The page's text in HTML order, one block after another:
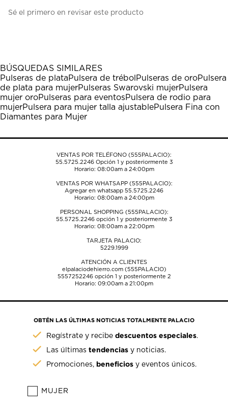
para
1
estrella
Esta
acción
abrirá
el
formulario
envío.
para
estrellas.
Esta
acción
abrirá
el
formulario
envío.
para
estrellas.
Esta
acción
abrirá
el
formulario
envío.
para
estrellas.
Esta
acción
abrirá
el
formulario
envío.
para
estrellas.
Esta
acción
abrirá
el
formulario
envío.
Sé el primero en revisar este producto
BÚSQUEDAS SIMILARES
Pulseras de plataPulsera de trébol Pulseras de oroPulsera
de plata para mujerPulseras Swarovski mujerPulsera
mujer oroPulseras para eventosPulsera de rodio para
mujerPulsera para mujer talla ajustablePulsera Fina con
Diamantes para Mujer
VENTAS POR TELÉFONO (555PALACIO):
55.5725.2246Opción 1 y posteriormente 3
Horario: 08:00am a 24:00pm
VENTAS POR WHATSAPP (555PALACIO):
Agregar en whatsapp 55.5725.2246
Horario: 08:00am a 24:00pm
PERSONAL SHOPPING (555PALACIO):
55.5725.2246opción 1 y posteriormente 3
Horario: 08:00am a 22:00pm
TARJETA PALACIO:
5229.1999
ATENCIÓN A CLIENTES
elpalaciodehierro.com (555PALACIO)
5557252246opción 1 y posteriormente 2
Horario: 09:00am a 21:00pm
OBTÉN LAS ÚLTIMAS NOTICIAS TOTALMENTE PALACIO
Regístrate y recibedescuentos especiales.
Las últimastendencias y noticias.
Promociones, beneficios y eventos únicos.
MUJER